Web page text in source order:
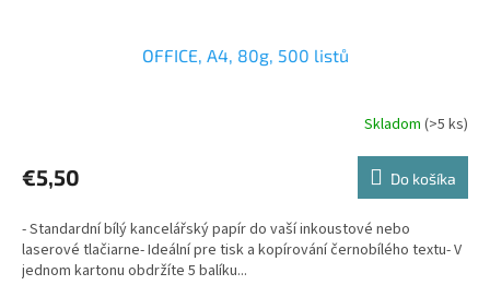
OFFICE, A4, 80g, 500 listů
Skladom (>5 ks)
€5,50 Do košíka
- Standardní bílý kancelářský papír do vaší inkoustové nebo
laserové tlačiarne- Ideální pre tisk a kopírování černobílého textu- V
jednom kartonu obdržíte 5 balíku...